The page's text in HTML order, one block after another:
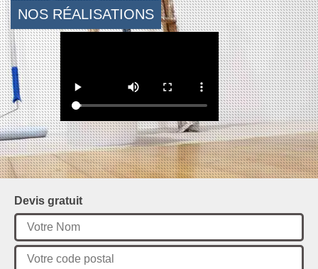
NOS RÉALISATIONS
Devis gratuit